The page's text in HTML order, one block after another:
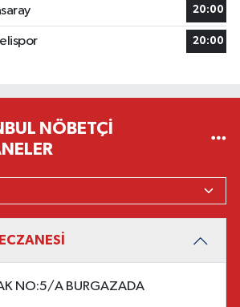
20:00
20:00
NÖBETÇI
NO:5/A BURGAZADA